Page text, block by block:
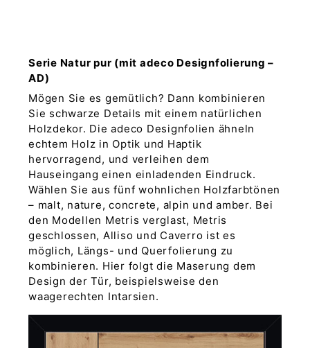
Serie Natur pur (mit adeco Designfolierung –
AD)
Mögen Sie es gemütlich? Dann kombinieren
Sie schwarze Details mit einem natürlichen
Holzdekor. Die adeco Designfolien ähneln
echtem Holz in Optik und Haptik
hervorragend, und verleihen dem
Hauseingang einen einladenden Eindruck.
Wählen Sie aus fünf wohnlichen Holzfarbtönen
– malt, nature, concrete, alpin und amber. Bei
den Modellen Metris verglast, Metris
geschlossen, Alliso und Caverro ist es
möglich, Längs- und Querfolierung zu
kombinieren. Hier folgt die Maserung dem
Design der Tür, beispielsweise den
waagerechten Intarsien.